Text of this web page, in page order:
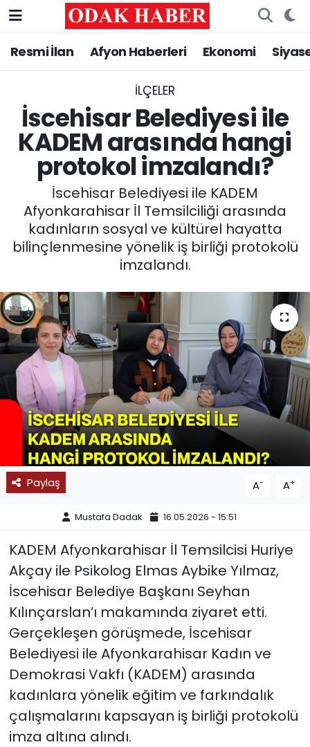
Resmi İlan Afyon Haberleri Ekonomi
İLÇELER
İscehisar Belediyesi ile
KADEM arasında hangi
protokol imzalandı?
İscehisar Belediyesi ile KADEM
Afyonkarahisar İl Temsilciliği arasında
kadınların sosyal ve kültürel hayatta
bilinçlenmesine yönelik iş birliği protokolü
imzalandı.
Paylaş A- A+
Mustafa Dadak 16.05.2026 - 15:51
KADEM Afyonkarahisar İl Temsilcisi Huriye
Akçay ile Psikolog Elmas Aybike Yılmaz,
İscehisar Belediye Başkanı Seyhan
Kılınçarslan’ı makamında ziyaret etti.
Gerçekleşen görüşmede, İscehisar
Belediyesi ile Afyonkarahisar Kadın ve
Demokrasi Vakfı (KADEM) arasında
kadınlara yönelik eğitim ve farkındalık
çalışmalarını kapsayan iş birliği protokolü
imza altına alındı.
AFYONKARAHİSAR HABERLERİ
ASAYİŞ
GÜNCEL
SİYASET
EĞİTİM
SAĞLIK
SPOR
11:11 MANŞET
Nöbetçi Eczaneler
Trafik Durumu
Süper Lig Puan Durumu ve Fikstür
Tüm Manşetler
Son Dakika Haberleri